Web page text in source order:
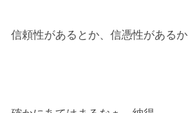
信頼性があるとか、信憑性がある